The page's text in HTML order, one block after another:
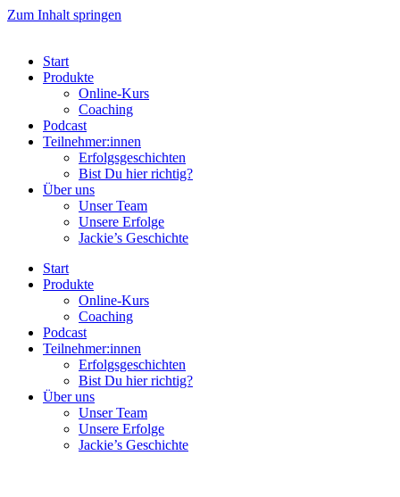
Zum Inhalt springen
Start
Produkte
Online-Kurs
Coaching
Podcast
Teilnehmer:innen
Erfolgsgeschichten
Bist Du hier richtig?
Über uns
Unser Team
Unsere Erfolge
Jackie’s Geschichte
Start
Produkte
Online-Kurs
Coaching
Podcast
Teilnehmer:innen
Erfolgsgeschichten
Bist Du hier richtig?
Über uns
Unser Team
Unsere Erfolge
Jackie’s Geschichte